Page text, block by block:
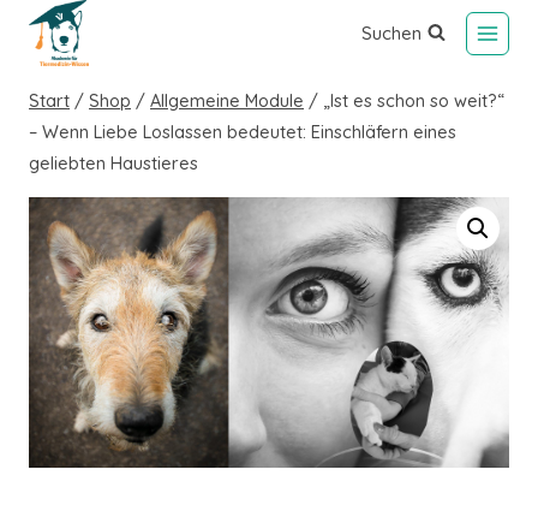
Suchen
Start / Shop / Allgemeine Module / „Ist es schon so weit?“
– Wenn Liebe Loslassen bedeutet: Einschläfern eines
geliebten Haustieres